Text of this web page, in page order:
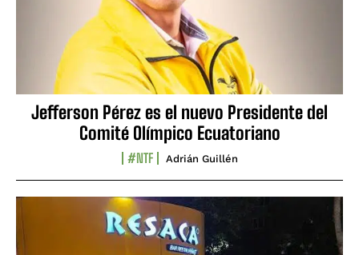
Jefferson Pérez es el nuevo Presidente del
Comité Olímpico Ecuatoriano
#NTF Adrián Guillén